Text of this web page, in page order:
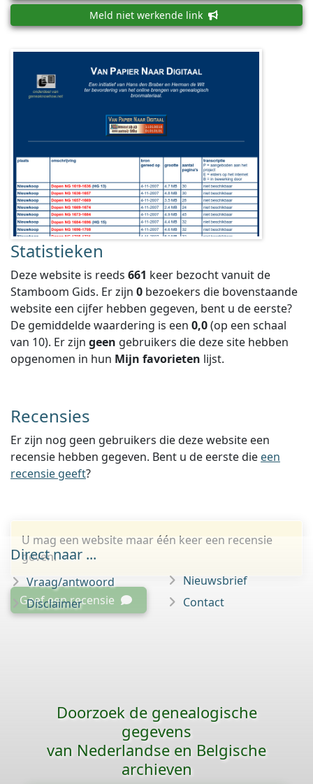
Meld niet werkende link
Statistieken
Deze website is reeds 661 keer bezocht vanuit de
Stamboom Gids. Er zijn 0 bezoekers die bovenstaande
website een cijfer hebben gegeven, bent u de eerste?
De gemiddelde waardering is een 0,0(op een schaal
van 10). Er zijn geen gebruikers die deze site hebben
opgenomen in hun Mijn favorieten lijst.
Recensies
Er zijn nog geen gebruikers die deze website een
recensie hebben gegeven. Bent u de eerste die een
recensie geeft?
U mag een website maar één keer een recensie
geven.
Geef een recensie
Direct naar ...
Vraag/antwoord
Disclaimer
Nieuwsbrief
Contact
Doorzoek de genealogische
gegevens
van Nederlandse en Belgische
archieven